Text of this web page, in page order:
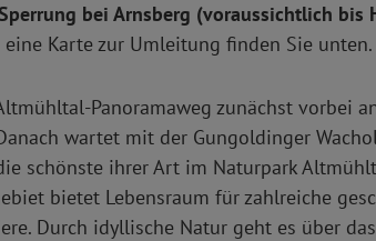
bei Arnsberg (voraussichtlich bis
Karte zur Umleitung finden Sie unten.
Panoramaweg zunächst vorbei
wartet mit der Gungoldinger
schönste ihrer Art im Naturpark
bietet Lebensraum für zahlreiche
Durch idyllische Natur geht es über